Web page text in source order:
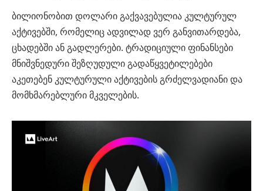
ბილიონობით დოლარი გაქვავებულია კულტურულ
აქტივებში, რომელიც ადვილად ვერ განვითარდება,
ცხადებში ან გადლერები. ტრადიციული ფინანსები
მნიშვნედური შეზღუდული გადაწყვეტილებები
აკეთებენ კულტურული აქტივების გრძელვადიანი და
მომხმარებლური მკველების.